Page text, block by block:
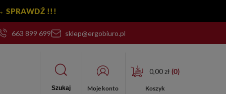
SPRAWDŹ !!!
663 899 699 sklep@ergobiuro.pl
Szukaj Moje konto
0,00 zł (0)
Koszyk